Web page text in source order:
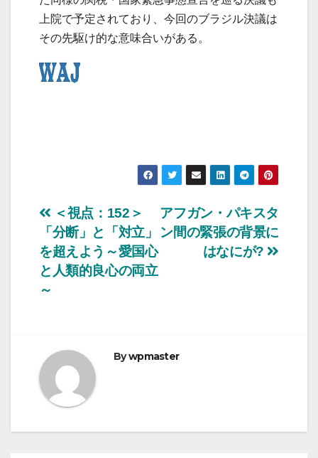
上院で予定されており、今回のブラジル決議は
その先駆け的な意味合いがある。
投
稿
ナ
ー
シ
アフガン・パキスタ
ン間の緊張の背景に
はなにが?
＜視点：152＞
「分断」と「対立」
を超えよう～愛国心
と人類的良心の両立
～
Bywpmaster